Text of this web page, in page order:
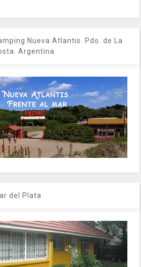
Nueva Atlantis. Pdo. de La
Argentina
del Plata